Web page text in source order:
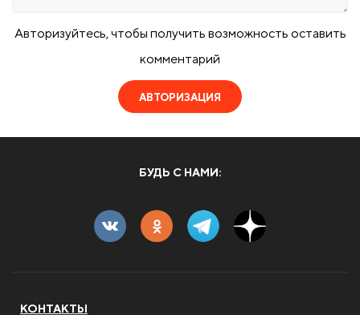
Авторизуйтесь, чтобы получить возможность оставить
комментарий
АВТОРИЗАЦИЯ
БУДЬ С НАМИ:
КОНТАКТЫ